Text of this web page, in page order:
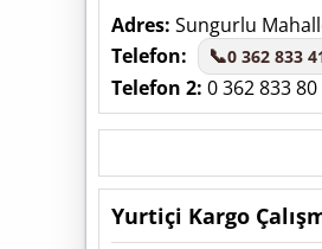
Adres: Sungurlu
Telefon:
📞0 362 833
Telefon 2: 0 362 833 80
Yurtiçi Kargo